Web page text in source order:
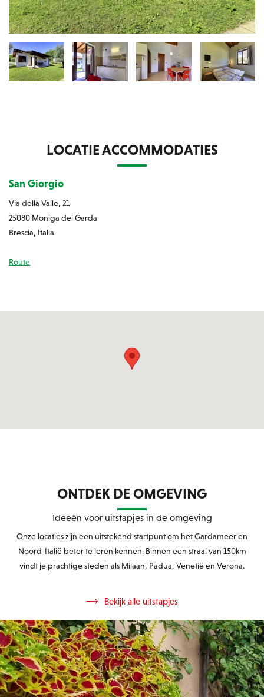
LOCATIE ACCOMMODATIES
San Giorgio
Via della Valle, 21
25080 Moniga del Garda
Brescia, Italia
Route
ONTDEK DE OMGEVING
Ideeën voor uitstapjes in de omgeving
Onze locaties zijn een uitstekend startpunt om het Gardameer en
Noord-Italië beter te leren kennen. Binnen een straal van 150km
vindt je prachtige steden als Milaan, Padua, Venetië en Verona.
Bekijk alle uitstapjes